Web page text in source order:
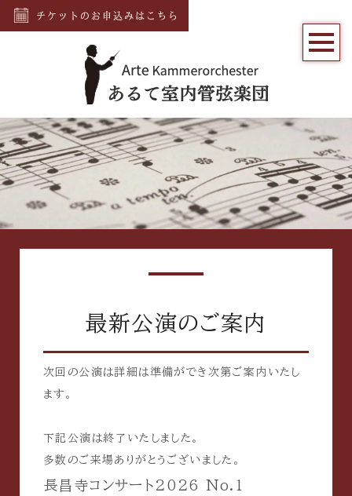
最新公演のご案内
次回の公演は詳細は準備ができ次第ご案内いたし
ます。
下記公演は終了いたしました。
多数のご来場ありがとうございました。
長昌寺コンサート2026 No.1